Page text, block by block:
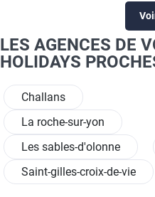
LES AGENCES DE
HOLIDAYS
Challans
La roche-sur-yon
Les sables-d'olonne
Saint-gilles-croix-de-vie